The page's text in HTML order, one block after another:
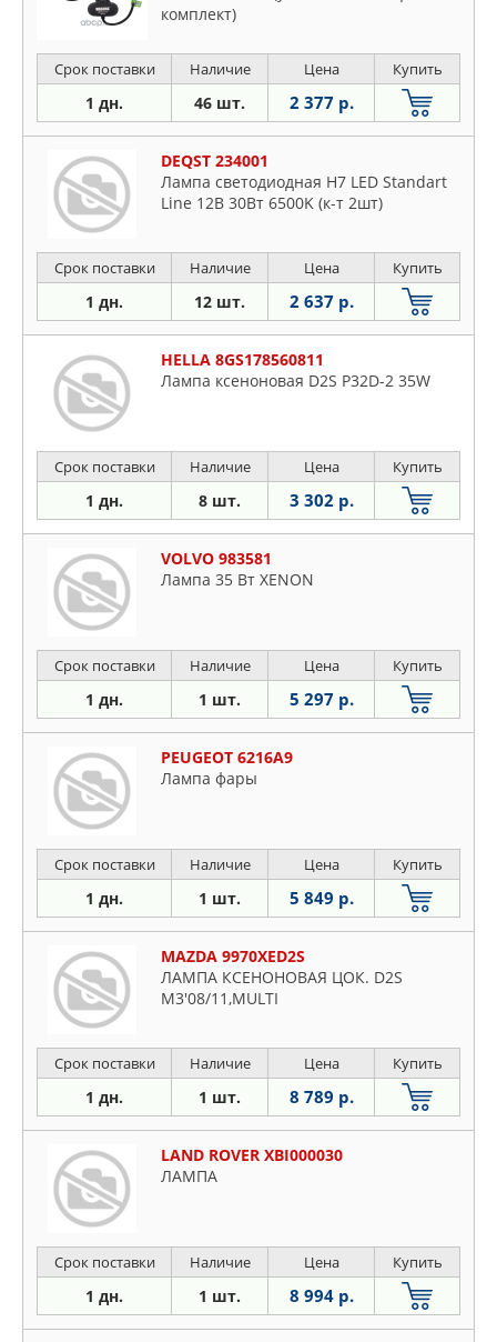
комплект)
Срок поставки Наличие Цена Купить
1 дн. 46 шт. 2 377 р.
DEQST 234001
Лампа светодиодная H7 LED Standart
Line 12В 30Вт 6500K (к-т 2шт)
Срок поставки Наличие Цена Купить
1 дн. 12 шт. 2 637 р.
HELLA 8GS178560811
Лампа ксеноновая D2S P32D-2 35W
Срок поставки Наличие Цена Купить
1 дн. 8 шт. 3 302 р.
VOLVO 983581
Лампа 35 Вт XENON
Срок поставки Наличие Цена Купить
1 дн. 1 шт. 5 297 р.
PEUGEOT 6216A9
Лампа фары
Срок поставки Наличие Цена Купить
1 дн. 1 шт. 5 849 р.
MAZDA 9970XED2S
ЛАМПА КСЕНОНОВАЯ ЦОК. D2S
M3'08/11,MULTI
Срок поставки Наличие Цена Купить
1 дн. 1 шт. 8 789 р.
LAND ROVER XBI000030
ЛАМПА
Срок поставки Наличие Цена Купить
1 дн. 1 шт. 8 994 р.